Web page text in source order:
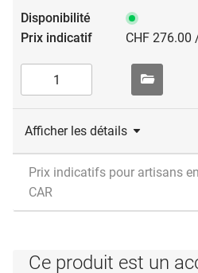
CHF 276.00
Afficher les détails
Prix indicatifs pour artisans
CAR
Ce produit est un